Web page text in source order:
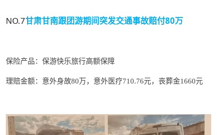
NO.7甘肃甘南跟团游期间突发交通事故赔付80万
保险产品： 保游快乐旅行高额保障
理赔金额：意外身故80万，意外医疗710.76元，丧葬金1660元